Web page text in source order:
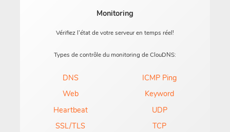
Monitoring
Vérifiez l'état de votre serveur en temps réel!
Types de contrôle du monitoring de ClouDNS:
DNS
Web
Heartbeat
SSL/TLS
ICMP Ping
Keyword
UDP
TCP